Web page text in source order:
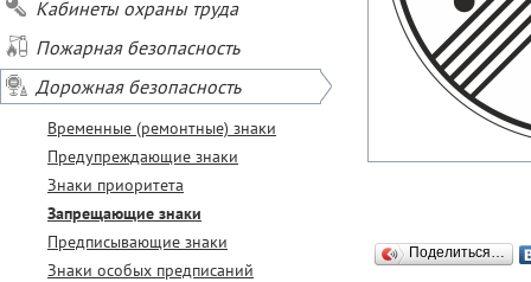
Кабинеты охраны труда
Пожарная безопасность
Дорожная безопасность
Временные (ремонтные) знаки
Предупреждающие знаки
Знаки приоритета
Запрещающие знаки
Предписывающие знаки
Знаки особых предписаний
Поделиться…